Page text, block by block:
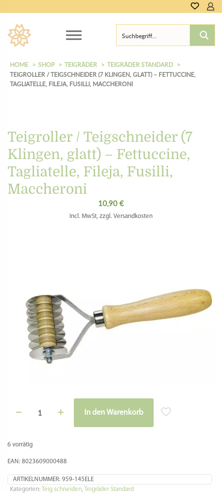
HOME SHOP TEIGRÄDER
TEIGRÄDER STANDARD
TEIGROLLER / TEIGSCHNEIDER (7 KLINGEN, GLATT) – FETTUCCINE,
TAGLIATELLE, FILEJA, FUSILLI, MACCHERONI
Teigroller / Teigschneider (7
Klingen, glatt) – Fettuccine,
Tagliatelle, Fileja, Fusilli,
Maccheroni
10,90 €
Incl. MwSt, zzgl. Versandkosten
6 vorrätig
Klingen,
-
Tagliatelle,
Fileja,
In den Warenkorb
EAN: 8023609000488
ARTIKELNUMMER: 959-145ELE
Kategorien: Teig schneiden Teigräder Standard